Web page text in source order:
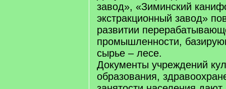
завод», «Зиминский
экстракционный завод»
развитии
промышленности,
сырье – лесе.
Документы учреждений
образования,